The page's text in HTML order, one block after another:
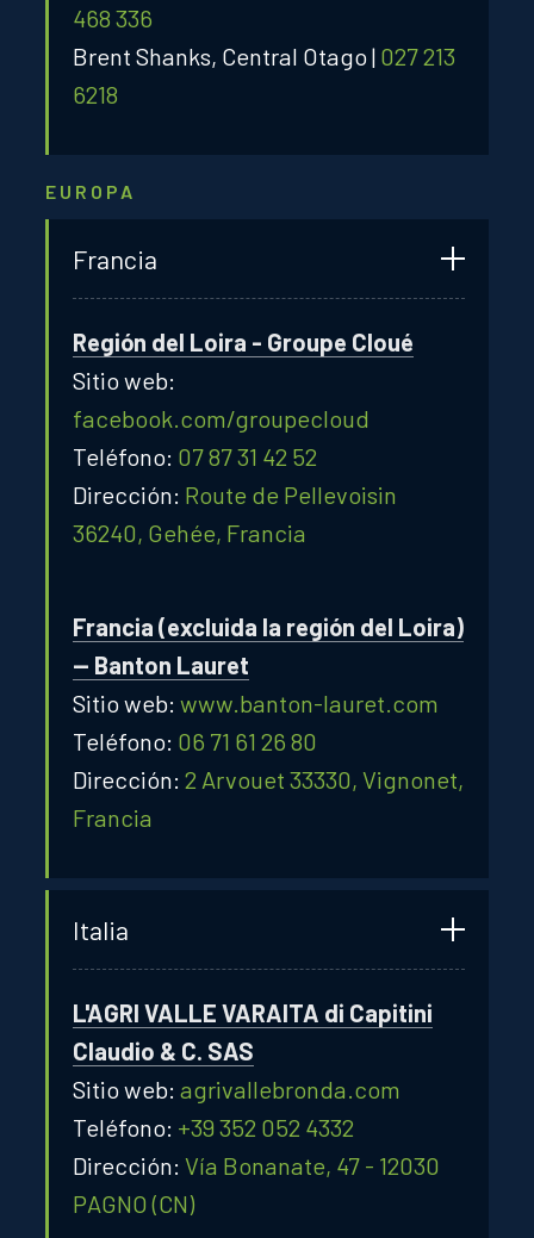
468 336
Brent Shanks, Central Otago | 027 213
6218
EUROPA
Francia
Región del Loira - Groupe Cloué
Sitio web:
facebook.com/groupecloud
Teléfono: 07 87 31 42 52
Dirección: Route de Pellevoisin
36240, Gehée, Francia
Francia (excluida la región del Loira)
— Banton Lauret
Sitio web:www.banton-lauret.com
Teléfono: 06 71 61 26 80
Dirección:2 Arvouet 33330, Vignonet,
Francia
Italia
L'AGRI VALLE VARAITA di Capitini
Claudio & C. SAS
Sitio web:agrivallebronda.com
Teléfono: +39 352 052 4332
Dirección:Vía Bonanate, 47 - 12030
PAGNO (CN)